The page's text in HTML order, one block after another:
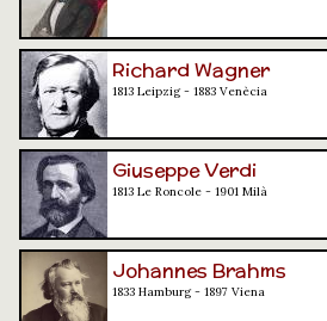
Richard Wagner
1813 Leipzig - 1883 Venècia
Giuseppe Verdi
1813 Le Roncole - 1901 Milà
Johannes Brahms
1833 Hamburg - 1897 Viena